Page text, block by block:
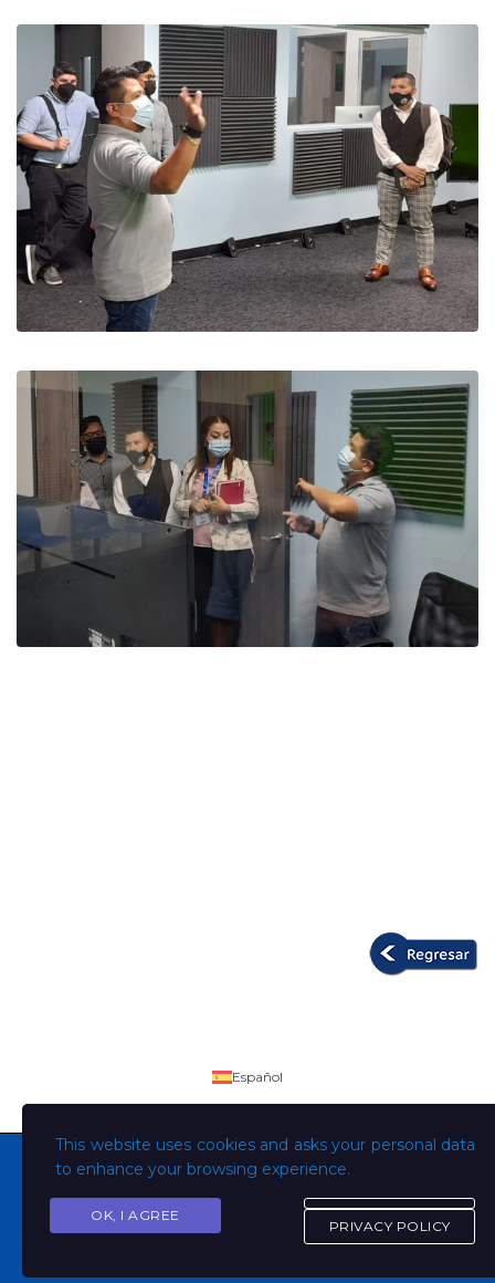
Copyright © Todos los derechos son de la Universidad
This website uses cookies and asks your personal data
to enhance your browsing experience.
OK, I AGREE
PRIVACY POLICY
Español